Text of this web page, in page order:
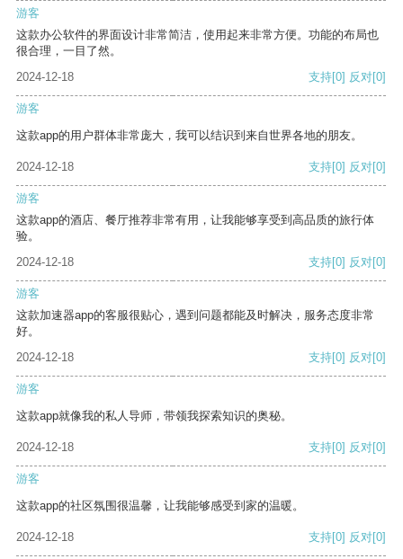
游客
这款办公软件的界面设计非常简洁，使用起来非常方便。功能的布局也
很合理，一目了然。
2024-12-18
支持[0] 反对[0]
游客
这款app的用户群体非常庞大，我可以结识到来自世界各地的朋友。
2024-12-18 支持[0] 反对[0]
游客
这款app的酒店、餐厅推荐非常有用，让我能够享受到高品质的旅行体
验。
2024-12-18
支持[0] 反对[0]
游客
这款加速器app的客服很贴心，遇到问题都能及时解决，服务态度非常
好。
2024-12-18
支持[0] 反对[0]
游客
这款app就像我的私人导师，带领我探索知识的奥秘。
2024-12-18 支持[0] 反对[0]
游客
这款app的社区氛围很温馨，让我能够感受到家的温暖。
2024-12-18 支持[0] 反对[0]